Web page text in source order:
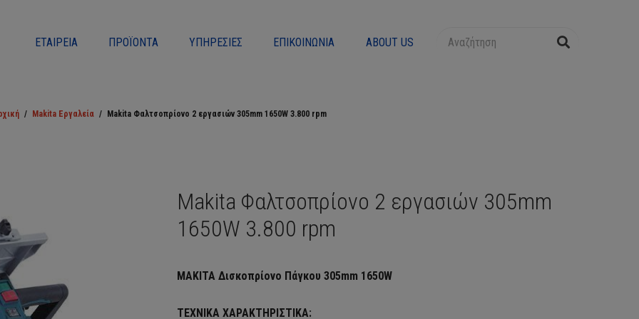
ΕΤΑΙΡΕΊΑ ΠΡΟΪΌΝΤΑ ΥΠΗΡΕΣΊΕΣ ΕΠΙΚΟΙΝΩΝΊΑ ABOUT US
/ Makita Εργαλεία / Makita Φαλτσοπρίονο 2 εργασιών 305mm 1650W 3.800 rpm
Makita Φαλτσοπρίονο 2 εργασιών 305mm
1650W 3.800 rpm
MAKITA Δισκοπρίονο Πάγκου 305mm 1650W
ΤΕΧΝΙΚΑ ΧΑΡΑΚΤΗΡΙΣΤΙΚΑ: